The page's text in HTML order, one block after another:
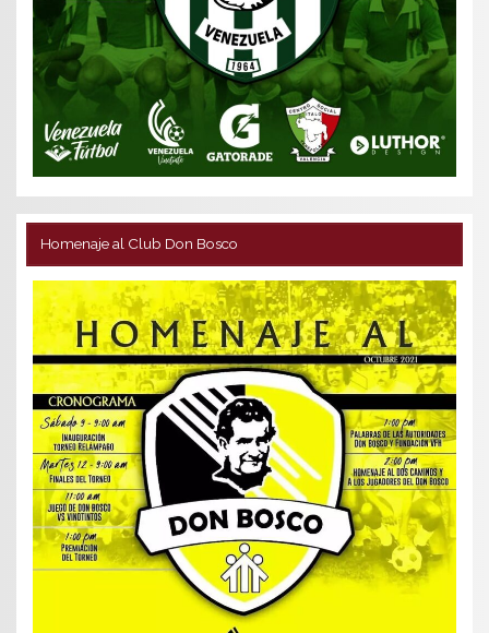
Homenaje al Club Don Bosco